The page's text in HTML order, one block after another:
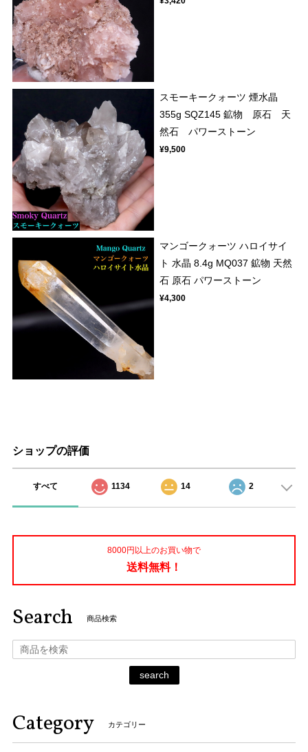
スモーキークォーツ 煙水晶
355g SQZ145 鉱物 原石 天
然石 パワーストーン
¥9,500
マンゴークォーツ ハロイサイ
ト 水晶 8.4g MQ037 鉱物 天然
石 原石 パワーストーン
¥4,300
ショップの評価
すべて 1134 14 2
8000円以上のお買い物で
送料無料！
Search 商品検索
search
Category カテゴリー